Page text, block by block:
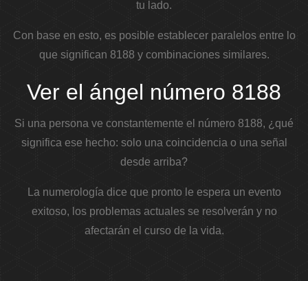
tu lado.
Con base en esto, es posible establecer paralelos entre lo
que significan 8188 y combinaciones similares.
Ver el ángel número 8188
Si una persona ve constantemente el número 8188, ¿qué
significa ese hecho: solo una coincidencia o una señal
desde arriba?
La numerología dice que pronto le espera un evento
exitoso, los problemas actuales se resolverán y no
afectarán el curso de la vida.